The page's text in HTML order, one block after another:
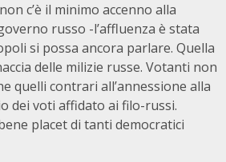
c’è il minimo accenno alla
russo -l’affluenza è stata
si possa ancora parlare. Quella
delle milizie russe. Votanti non
quelli contrari all’annessione alla
dei voti affidato ai filo-russi.
placet di tanti democratici